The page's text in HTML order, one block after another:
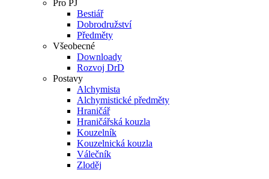
Pro PJ
Bestiář
Dobrodružství
Předměty
Všeobecné
Downloady
Rozvoj DrD
Postavy
Alchymista
Alchymistické předměty
Hraničář
Hraničářská kouzla
Kouzelník
Kouzelnická kouzla
Válečník
Zloděj